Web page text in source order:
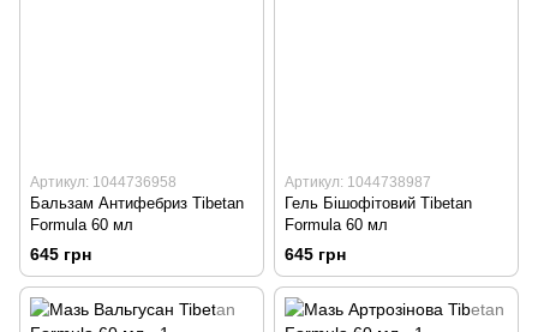
Артикул: 1044736958
Бальзам Антифебриз Tibetan
Formula 60 мл
645 грн
Артикул: 1044738987
Гель Бішофітовий Tibetan
Formula 60 мл
645 грн